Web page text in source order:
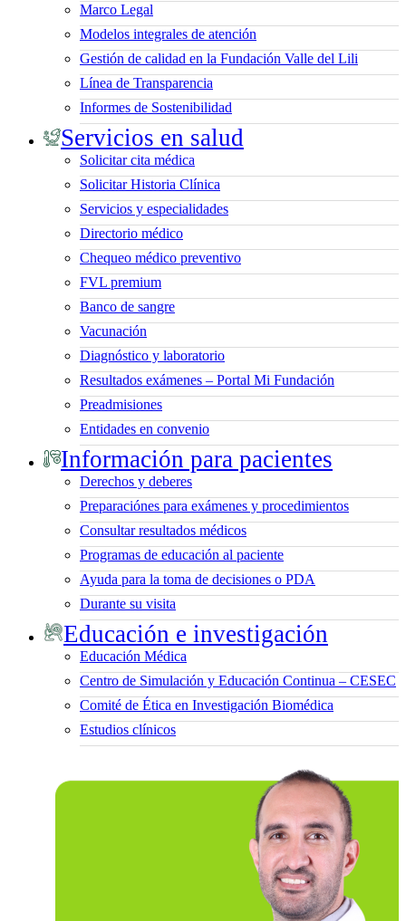
Marco Legal
Modelos integrales de atención
Gestión de calidad en la Fundación Valle del Lili
Línea de Transparencia
Informes de Sostenibilidad
Servicios en salud
Solicitar cita médica
Solicitar Historia Clínica
Servicios y especialidades
Directorio médico
Chequeo médico preventivo
FVL premium
Banco de sangre
Vacunación
Diagnóstico y laboratorio
Resultados exámenes – Portal Mi Fundación
Preadmisiones
Entidades en convenio
Información para pacientes
Derechos y deberes
Preparaciónes para exámenes y procedimientos
Consultar resultados médicos
Programas de educación al paciente
Ayuda para la toma de decisiones o PDA
Durante su visita
Educación e investigación
Educación Médica
Centro de Simulación y Educación Continua – CESEC
Comité de Ética en Investigación Biomédica
Estudios clínicos